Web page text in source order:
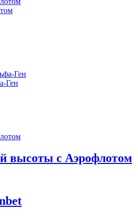
Ген
высоты с Аэрофлотом